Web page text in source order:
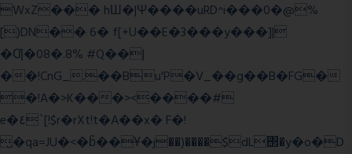
WxZ��� hШ�|Ψ����uRD^i���0�@%
[)DN�� 6� f[+U��E�3���y���]|
�Ƣ�08�.8% #Q��|
��!CnG_.��Bu'P�V_��g��B�FG�
�!A�>K���><����#
e�٤`[!$r�rXt!t�A��x� F�!
̮�qa=JU�<�b̃��Ұ�j��)����$dL΢�y�o�D